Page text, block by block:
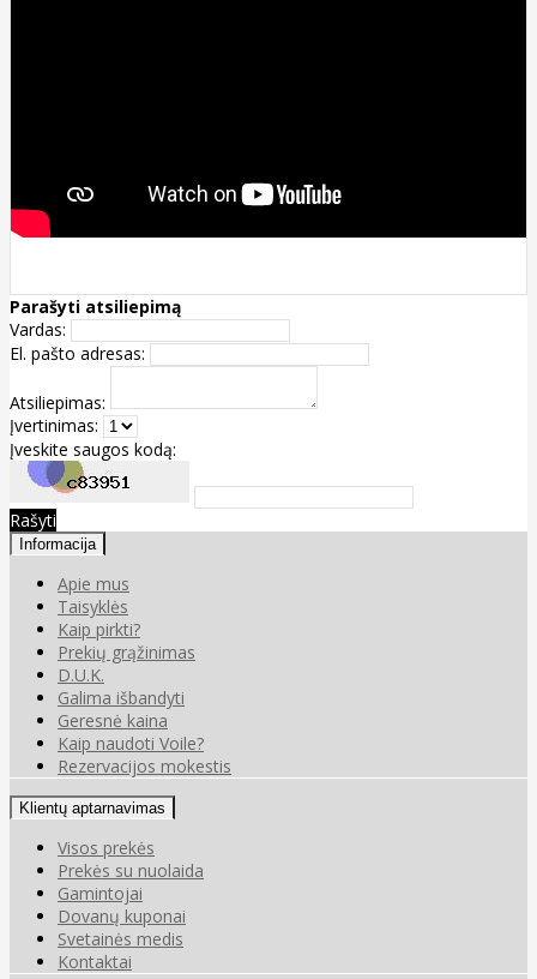
Parašyti atsiliepimą
Vardas:
El. pašto adresas:
Atsiliepimas:
Įvertinimas:
Įveskite saugos kodą:
Rašyti
Informacija
Apie mus
Taisyklės
Kaip pirkti?
Prekių grąžinimas
D.U.K.
Galima išbandyti
Geresnė kaina
Kaip naudoti Voile?
Rezervacijos mokestis
Klientų aptarnavimas
Visos prekės
Prekės su nuolaida
Gamintojai
Dovanų kuponai
Svetainės medis
Kontaktai